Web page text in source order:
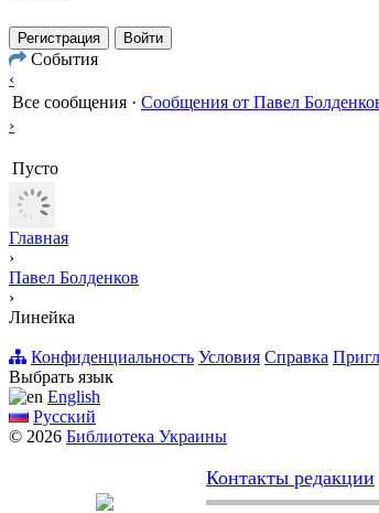
Регистрация Войти
События
‹
Все сообщения · Сообщения от Павел
›
Пусто
Главная
›
Павел Болденков
›
Линейка
Конфиденциальность Условия Справка
Выбрать язык
English
Русский
© 2026 Библиотека Украины
Контакты редакции